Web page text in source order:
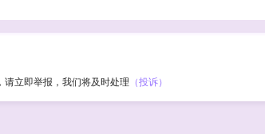
立即举报，我们将及时处理 （投诉）